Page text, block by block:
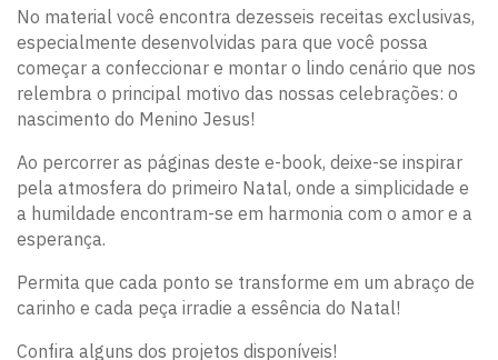
No material você encontra dezesseis receitas exclusivas,
especialmente desenvolvidas para que você possa
começar a confeccionar e montar o lindo cenário que nos
relembra o principal motivo das nossas celebrações: o
nascimento do Menino Jesus!
Ao percorrer as páginas deste e-book, deixe-se inspirar
pela atmosfera do primeiro Natal, onde a simplicidade e
a humildade encontram-se em harmonia com o amor e a
esperança.
Permita que cada ponto se transforme em um abraço de
carinho e cada peça irradie a essência do Natal!
Confira alguns dos projetos disponíveis!